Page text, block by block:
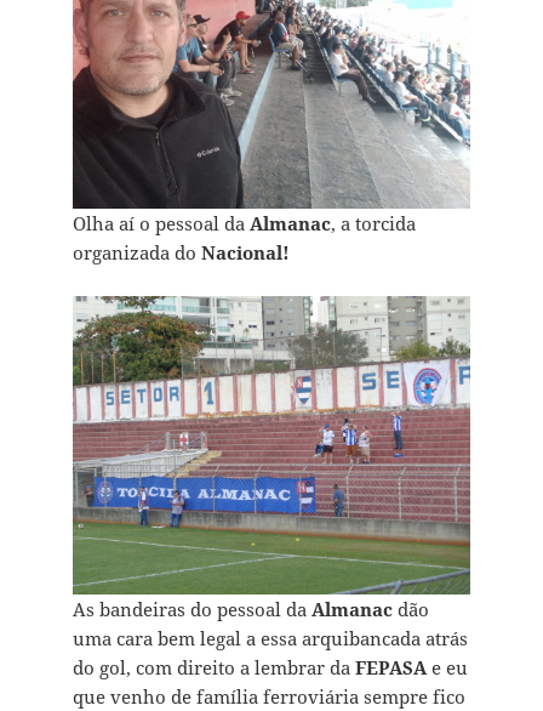
Olha aí o pessoal da Almanac, a torcida
organizada do Nacional!
As bandeiras do pessoal da Almanacdão
uma cara bem legal a essa arquibancada atrás
do gol, com direito a lembrar da FEPASAe eu
que venho de família ferroviária sempre fico